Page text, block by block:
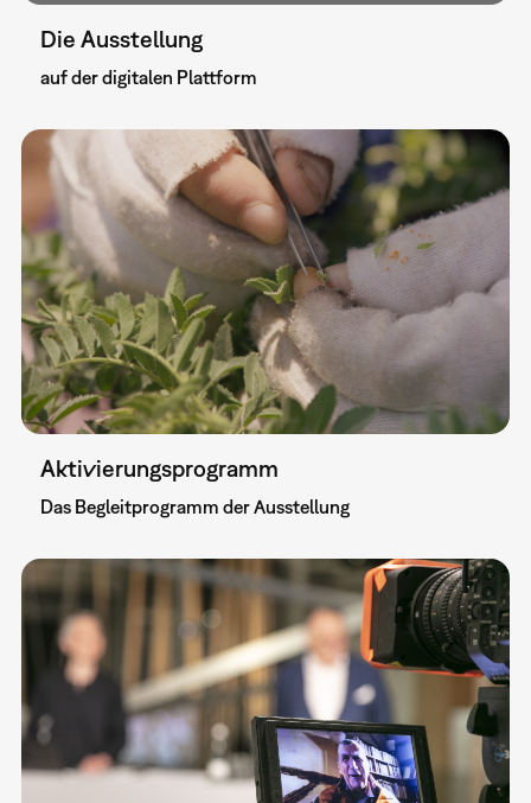
Die Ausstellung
auf der digitalen Plattform
Aktivierungsprogramm
Das Begleitprogramm der Ausstellung